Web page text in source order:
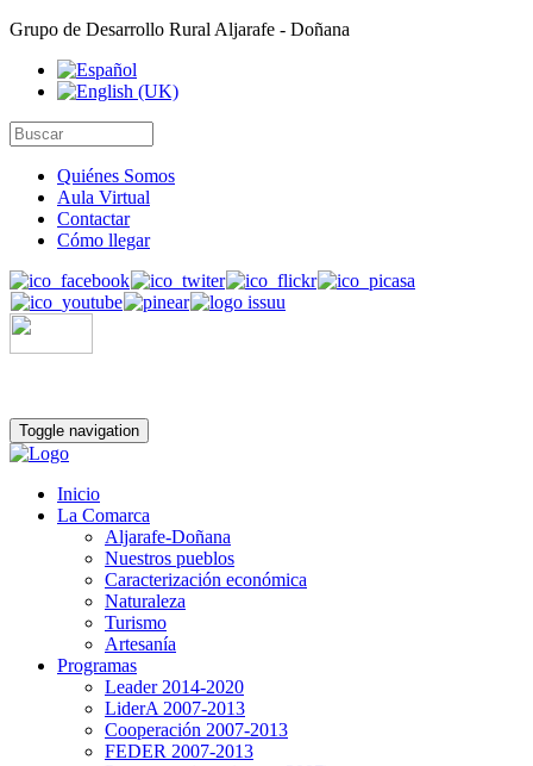
Grupo de Desarrollo Rural Aljarafe - Doñana
Quiénes Somos
Aula Virtual
Contactar
Cómo llegar
Toggle navigation
Inicio
La Comarca
Aljarafe-Doñana
Nuestros pueblos
Caracterización económica
Naturaleza
Turismo
Artesanía
Programas
Leader 2014-2020
LiderA 2007-2013
Cooperación 2007-2013
FEDER 2007-2013